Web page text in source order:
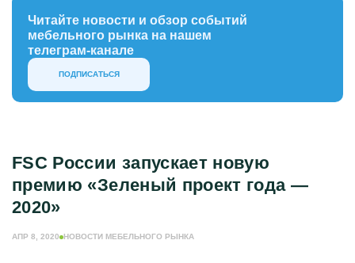
Читайте новости и обзор событий
мебельного рынка на нашем
телеграм-канале
ПОДПИСАТЬСЯ
FSC России запускает новую
премию «Зеленый проект года —
2020»
АПР 8, 2020 НОВОСТИ МЕБЕЛЬНОГО РЫНКА